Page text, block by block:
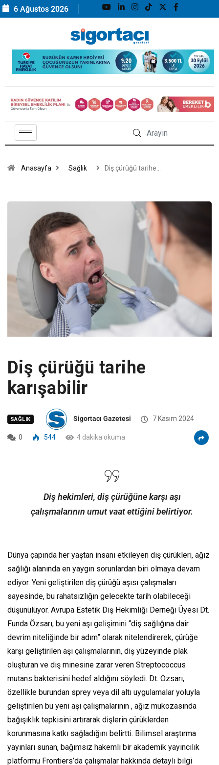
6 Ağustos 2026
Anasayfa Sağlık Diş çürüğü tarihe…
Diş çürüğü tarihe
karışabilir
SAĞLIK Sigortacı Gazetesi 7 Kasım 2024
0 544 4 dakika okuma
Diş hekimleri, diş çürüğüne karşı aşı
çalışmalarının umut vaat ettiğini belirtiyor.
Dünya çapında her yaştan insanı etkileyen diş çürükleri, ağız
sağlığı alanında en yaygın sorunlardan biri olmaya devam
ediyor. Yeni geliştirilen diş çürüğü aşısı çalışmaları
sayesinde, bu rahatsızlığın gelecekte tarih olabileceği
düşünülüyor. Avrupa Estetik Diş Hekimliği Derneği Üyesi Dt.
Funda Özsarı, bu yeni aşı gelişimini “diş sağlığına dair
devrim niteliğinde bir adım” olarak nitelendirerek, çürüğe
karşı geliştirilen aşı çalışmalarının, diş yüzeyinde plak
oluşturan ve diş minesine zarar veren Streptococcus
mutans bakterisini hedef aldığını söyledi. Dt. Özsarı,
özellikle burundan sprey veya dil altı uygulamalar yoluyla
geliştirilen bu yeni aşı çalışmalarının , ağız mukozasında
bağışıklık tepkisini artırarak dişlerin çürüklerden
korunmasına katkı sağladığını belirtti. Bilimsel araştırma
yayınları sunan, bağımsız hakemli bir akademik yayıncılık
platformu Frontiers’da çalışmalar hakkında detaylı bilgi